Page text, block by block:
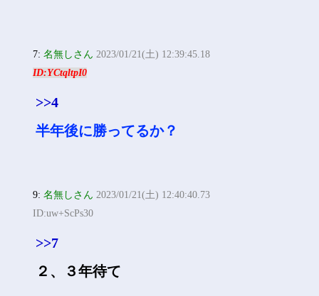
7:名無しさん 2023/01/21(土) 12:39:45.18
ID:YCtqltpI0
>>4
半年後に勝ってるか？
9:名無しさん 2023/01/21(土) 12:40:40.73
ID:uw+ScPs30
>>7
２、３年待て